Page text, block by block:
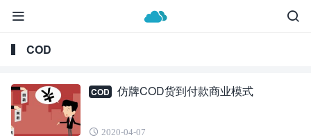
COD
COD 仿牌COD货到付款商业模式
2020-04-07